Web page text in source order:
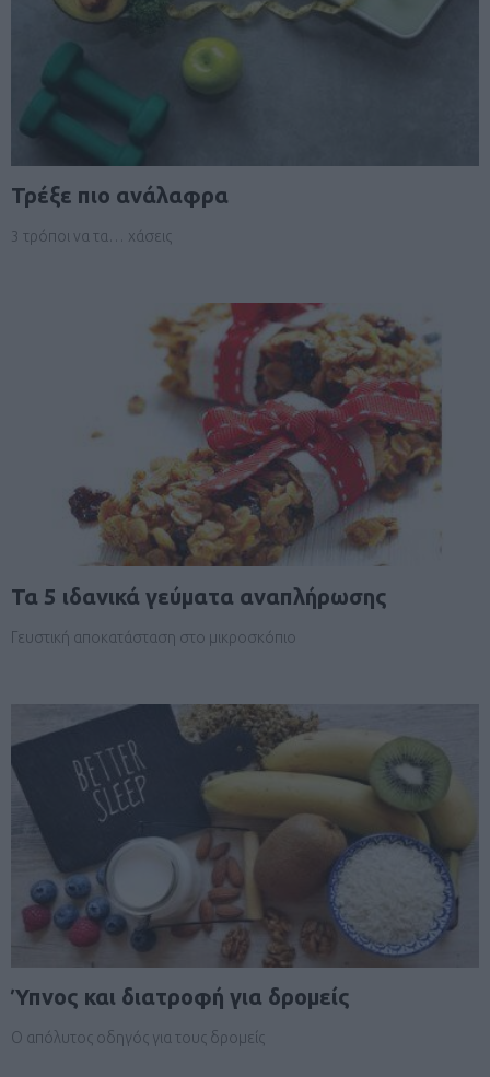
Τρέξε πιο ανάλαφρα
3 τρόποι να τα… χάσεις
Τα 5 ιδανικά γεύματα αναπλήρωσης
Γευστική αποκατάσταση στο μικροσκόπιο
Ύπνος και διατροφή για δρομείς
Ο απόλυτος οδηγός για τους δρομείς